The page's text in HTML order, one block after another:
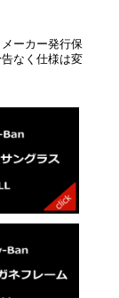
ーカー発行保
なく仕様は変